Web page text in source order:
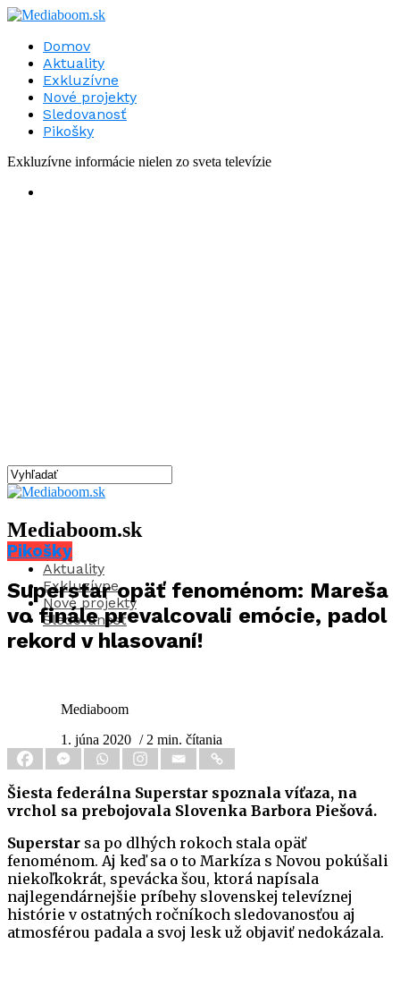
Domov
Aktuality
Exkluzívne
Nové projekty
Sledovanosť
Pikošky
Exkluzívne informácie nielen zo sveta televízie
Mediaboom.sk
Aktuality
Exkluzívne
Nové projekty
Sledovanosť
Pikošky
Superstar opäť fenoménom: Mareša
vo finále prevalcovali emócie, padol
rekord v hlasovaní!
Mediaboom
1. júna 2020 / 2 min. čítania
Šiesta federálna Superstar spoznala víťaza, na
vrchol sa prebojovala Slovenka Barbora Piešová.
Superstar sa po dlhých rokoch stala opäť
fenoménom. Aj keď sa o to Markíza s Novou pokúšali
niekoľkokrát, spevácka šou, ktorá napísala
najlegendárnejšie príbehy slovenskej televíznej
histórie v ostatných ročníkoch sledovanosťou aj
atmosférou padala a svoj lesk už objaviť nedokázala.